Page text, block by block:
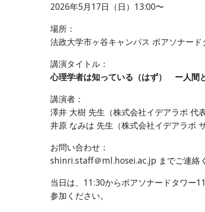
2026年5月17日（日）13:00〜
場所：
法政大学市ヶ谷キャンパス ボアソナー
講演タイトル：
心理学者は知っている（はず） ー人間
講演者：
澤井 大樹 先生（株式会社イデアラボ 代
井原 なみは 先生（株式会社イデアラボ
お問い合わせ：
shinri.staff＠ml.hosei.ac.jp までご連絡
当日は、11:30からボアソナードタワー
参加ください。